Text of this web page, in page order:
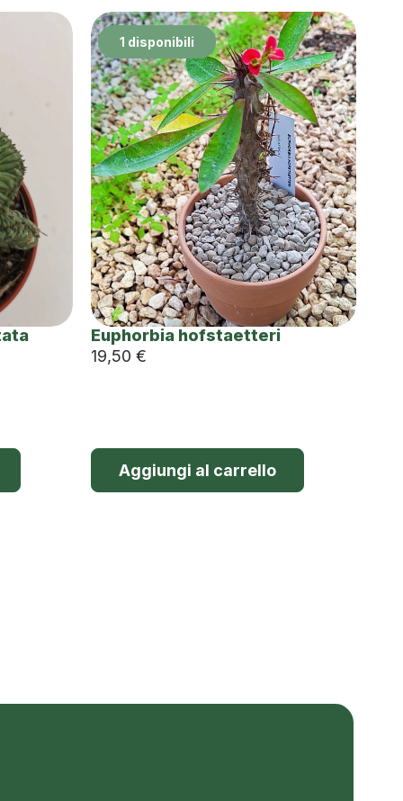
1 disponibili
Euphorbia hofstaetteri
19,50 €
Aggiungi al carrello